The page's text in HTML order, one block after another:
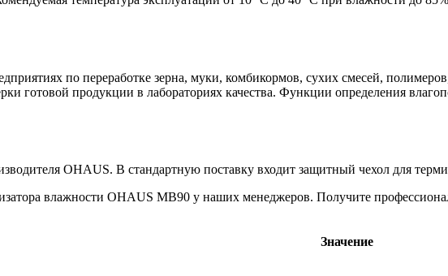
по переработке зерна, муки, комбикормов, сухих смесей,
готовой продукции в лабораториях качества. Функции определения
OHAUS. В стандартную поставку входит защитный чехол для
влажности OHAUS MB90 у наших менеджеров. Получите
Значение